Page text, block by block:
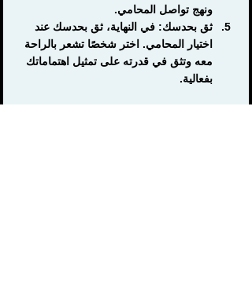
ونهج تواصل المحامي.
ثق بحدسك: في النهاية، ثق بحدسك عند
اختيار المحامي. اختر شخصًا تشعر بالراحة
معه وتثق في قدرته على تمثيل اهتماماتك
بفعالية.